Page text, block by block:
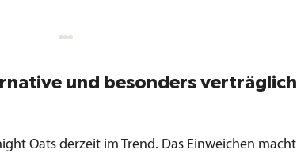
und besonders verträglich
Oats derzeit im Trend. Das Einweichen macht